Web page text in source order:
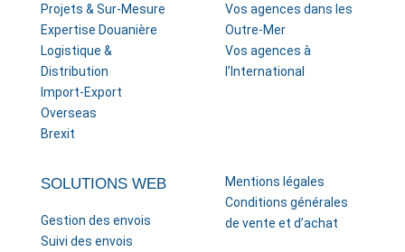
Projets & Sur-Mesure
Expertise Douanière
Logistique &
Distribution
Import-Export
Overseas
Brexit
Vos agences dans les
Outre-Mer
Vos agences à
l’International
SOLUTIONS WEB
Gestion des envois
Suivi des envois
Mentions légales
Conditions générales
de vente et d’achat